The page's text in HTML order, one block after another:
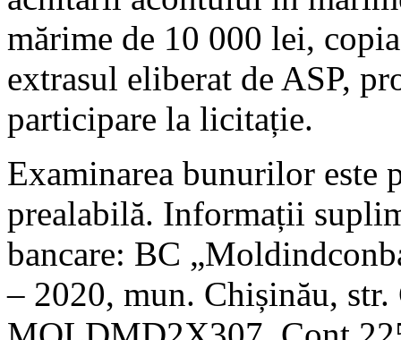
mărime de 10 000 lei,
extrasul eliberat de ASP,
participare la licitație.
Examinarea bunurilor
prealabilă. Informații
bancare: BC
– 2020, mun. Chișinău,